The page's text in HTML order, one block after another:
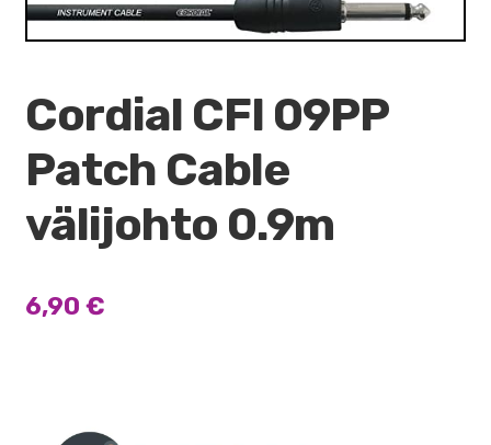
KÄYTETYT
TARJOUKSET
Cordial CFI 09PP
Patch Cable
välijohto 0.9m
6,90 €